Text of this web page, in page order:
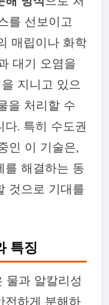
를 선보이고
매립이나 화학
대기 오염을
지니고 있으
을 처리할 수
. 특히 수도권
인 이 기술은,
를 해결하는 동
것으로 기대를
특징
물과 알칼리성
전하게 분해하